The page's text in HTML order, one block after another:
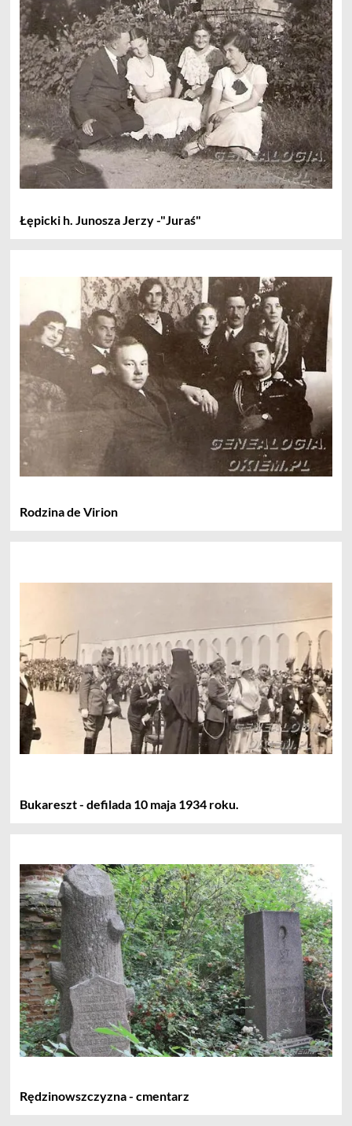
Łępicki h. Junosza Jerzy -"Juraś"
Rodzina de Virion
Bukareszt - defilada 10 maja 1934 roku.
Rędzinowszczyzna - cmentarz